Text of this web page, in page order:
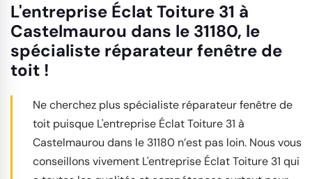
L'entreprise Éclat Toiture 31 à
Castelmaurou dans le 31180, le
spécialiste réparateur fenêtre de
toit !
Ne cherchez plus spécialiste réparateur fenêtre de
toit puisque L'entreprise Éclat Toiture 31 à
Castelmaurou dans le 31180 n’est pas loin. Nous vous
conseillons vivement L'entreprise Éclat Toiture 31 qui